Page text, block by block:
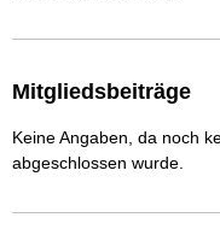
Mitgliedsbeiträge
Keine Angaben, da noch
abgeschlossen wurde.